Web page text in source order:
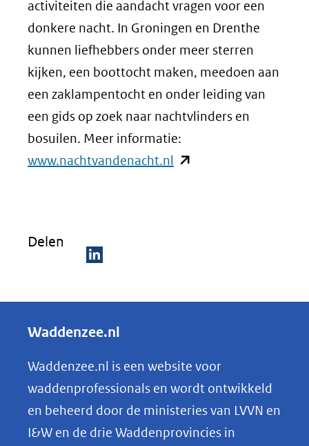
activiteiten die aandacht vragen voor een
donkere nacht. In Groningen en Drenthe
kunnen liefhebbers onder meer sterren
kijken, een boottocht maken, meedoen aan
een zaklampentocht en onder leiding van
een gids op zoek naar nachtvlinders en
bosuilen. Meer informatie:
www.nachtvandenacht.nl (opent
Delen
e
e
n
o
p
Waddenzee.nl
Waddenzee.nl is een website voor
waddenprofessionals en wordt ontwikkeld
en beheerd door de ministeries van LVVN en
I&W en de drie Waddenprovincies in